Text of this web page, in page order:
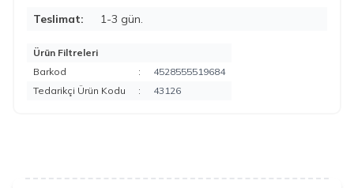
Teslimat: 1-3 gün.
Ürün Filtreleri
Barkod
:
4528555519684
Tedarikçi Ürün Kodu
: 43126